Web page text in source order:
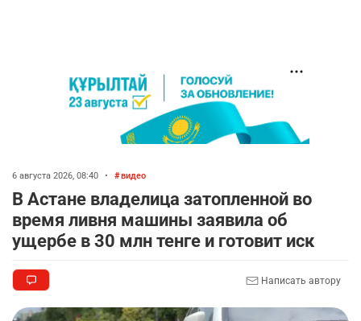
2713 2 39
🚗 Казахстанцев убедили оформить
автокредиты за вознаграждение
8
💻 В школах Казахстана изменили название и
содержание некоторых предметов
2314 3 17
9
6 августа 2026, 08:40 • видео
В Астане владелица затопленной во
время ливня машины заявила об
ущербе в 30 млн тенге и готовит иск
Написать автору